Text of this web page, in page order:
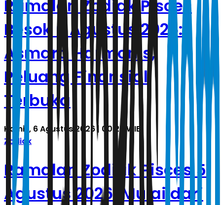
Ramalan Zodiak Pisces
Besok 6 Agustus 2026:
Asmara Harmonis,
Peluang Finansial
Terbuka
Kamis, 6 Agustus 2026 | 00.23 WIB
Zodiak
Ramalan Zodiak Pisces 5
Agustus 2026: Mulai dari